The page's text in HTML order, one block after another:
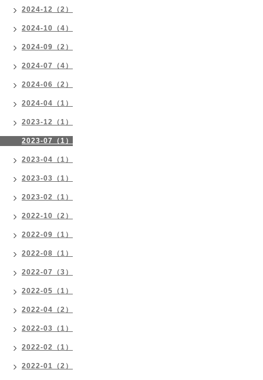
2024-12（2）
2024-10（4）
2024-09（2）
2024-07（4）
2024-06（2）
2024-04（1）
2023-12（1）
2023-07（1）
2023-04（1）
2023-03（1）
2023-02（1）
2022-10（2）
2022-09（1）
2022-08（1）
2022-07（3）
2022-05（1）
2022-04（2）
2022-03（1）
2022-02（1）
2022-01（2）